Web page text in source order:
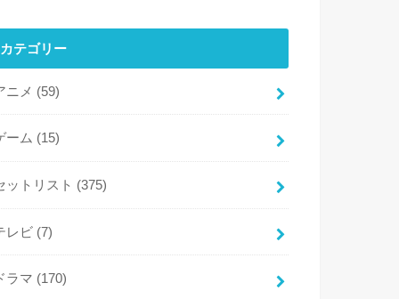
カテゴリー
ニメ (59)
ーム (15)
ットリスト (375)
レビ (7)
ラマ (170)